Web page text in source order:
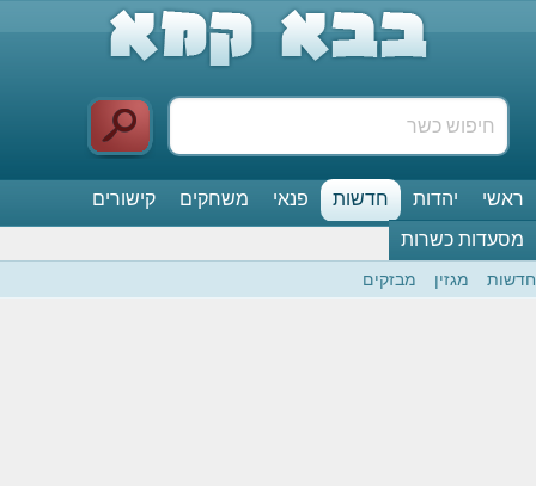
ראשי יהדות חדשות פנאי משחקים
קישורים
מסעדות כשרות
חדשות מגזין מבזקים